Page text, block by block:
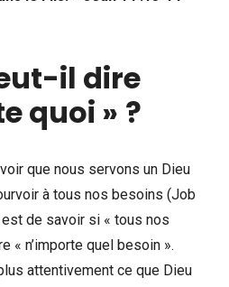
il dire
quoi » ?
que nous servons un Dieu
à tous nos besoins (Job
de savoir si « tous nos
« n’importe quel besoin ».
attentivement ce que Dieu